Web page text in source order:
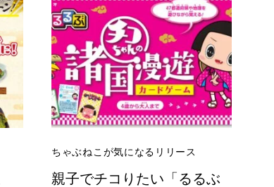
ちゃぶねこが気になるリリース
親子でチコりたい「るるぶ